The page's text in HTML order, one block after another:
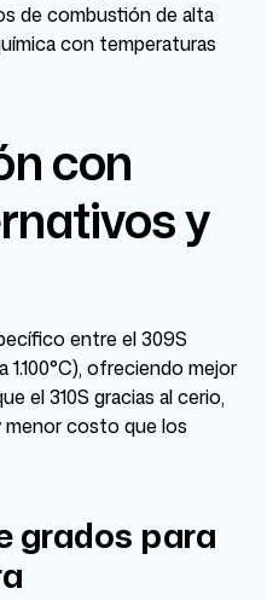
de combustión de alta
con temperaturas
con
y
entre el 309S
1.100°C), ofreciendo mejor
el 310S gracias al cerio,
costo que los
grados para